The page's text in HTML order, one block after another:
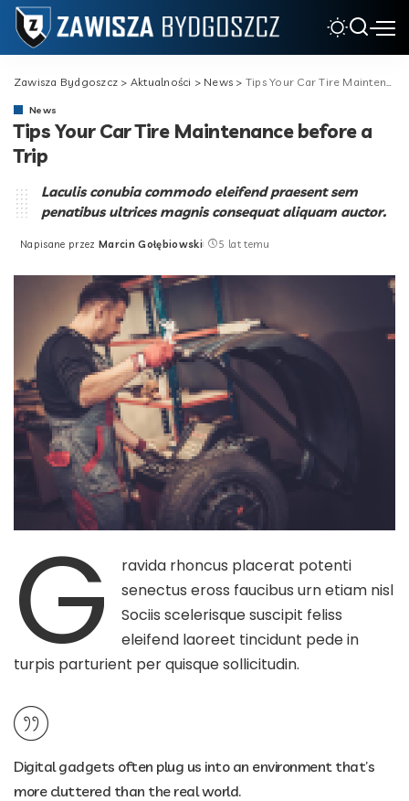
Zawisza Bydgoszcz > Aktualności > News > Tips Your Car Tire Maintenance before a Trip
News
Tips Your Car Tire Maintenance before a
Trip
Laculis conubia commodo eleifend praesent sem
penatibus ultrices magnis consequat aliquam auctor.
Posted
Napisane przez Marcin Gołębiowski 5 lat temu
G
ravida rhoncus placerat potenti
senectus eross faucibus urn etiam nisl
Sociis scelerisque suscipit feliss
eleifend laoreet tincidunt pede in
turpis parturient per quisque sollicitudin.
Digital gadgets often plug us into an environment that’s
more cluttered than the real world.